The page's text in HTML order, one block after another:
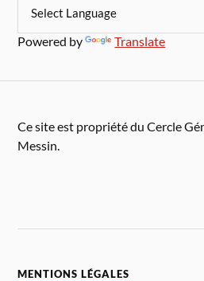
Powered by Translate
Ce site est propriété du Cercle
Messin.
MENTIONS LÉGALES